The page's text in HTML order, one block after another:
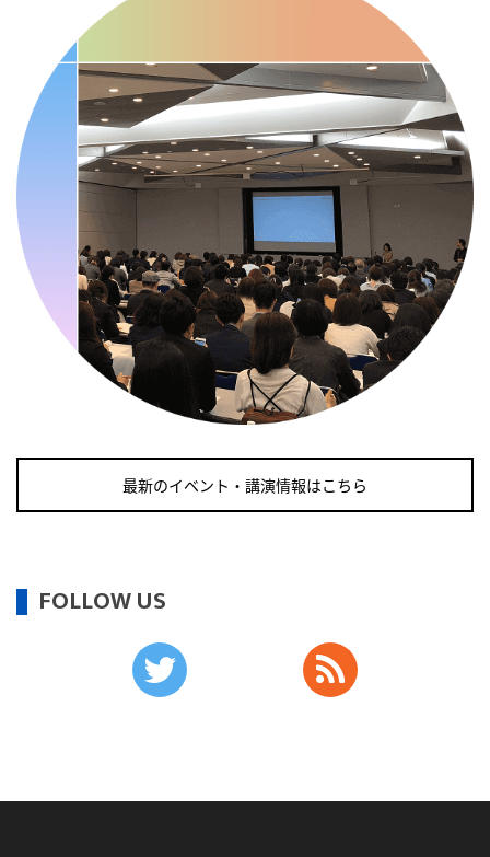
2026/09/10(木)
・がん征圧月間
・世界アルツハイマー月間
・健康増進普及月間
・歯ヂカラ探究月間
・職場の健康診断実施強化月間
・自殺予防週間
・世界自殺予防デー
・日本骨髄増殖性腫瘍の日
・知的障害者愛護デー
・糖化の日
2026/09/11(金)
・世界アルツハイマー月間
・健康増進普及月間
・歯ヂカラ探究月間
・世界アルツハイマー月間
最新のイベント・講演情報はこちら
FOLLOW US